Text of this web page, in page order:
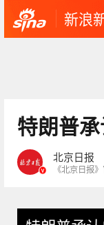
新浪
特朗普
北京日报
《北京日报